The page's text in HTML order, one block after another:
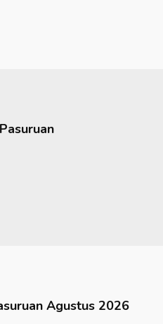
Agustus 2026